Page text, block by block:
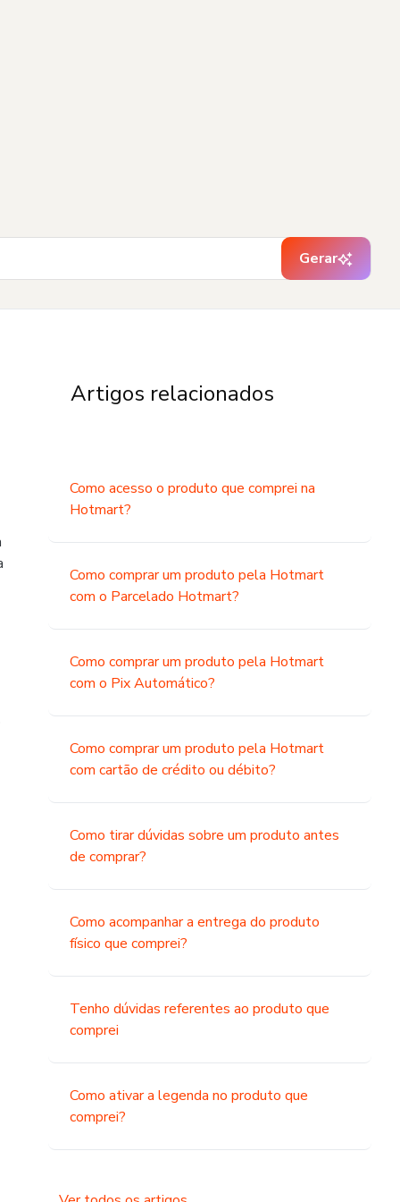
Gerar
Artigos relacionados
Como acesso o produto que comprei na
Hotmart?
Como comprar um produto pela Hotmart
com o Parcelado Hotmart?
Como comprar um produto pela Hotmart
com o Pix Automático?
Como comprar um produto pela Hotmart
com cartão de crédito ou débito?
Como tirar dúvidas sobre um produto antes
de comprar?
Como acompanhar a entrega do produto
físico que comprei?
Tenho dúvidas referentes ao produto que
comprei
Como ativar a legenda no produto que
comprei?